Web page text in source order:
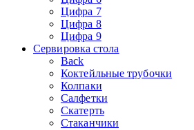
Цифра 7
Цифра 8
Цифра 9
Сервировка стола
Back
Коктейльные трубочки
Колпаки
Салфетки
Скатерть
Стаканчики